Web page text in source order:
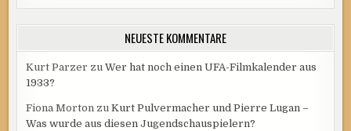
NEUESTE KOMMENTARE
Kurt Parzer zuWer hat noch einen UFA-Filmkalender aus
1933?
Fiona Morton zuKurt Pulvermacher und Pierre Lugan –
Was wurde aus diesen Jugendschauspielern?